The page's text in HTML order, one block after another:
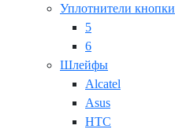
Уплотнители кнопки
5
6
Шлейфы
Alcatel
Asus
HTC